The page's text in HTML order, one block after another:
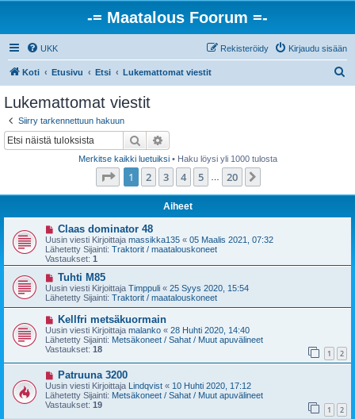
-= Maatalous Foorum =-
UKK Kirjaudu sisään
Rekisteröidy
Koti Etusivu Etsi Lukemattomat viestit
Lukemattomat viestit
Siirry tarkennettuun hakuun
Etsi
Merkitse kaikki luetuiksi• Haku löysi yli 1000 tulosta
Sivu /20
1 2 3 4 5 20
Aiheet
U
u
s
i
v
s
t
Claas dominator 48
Uusin viesti Kirjoittaja massikka135 « 05 Maalis 2021, 07:32
Lähetetty Sijainti: Traktorit / maatalouskoneet
Vastaukset: 1
U
u
s
i
v
e
s
t
i
Tuhti M85
Uusin viesti Kirjoittaja Timppuli « 25 Syys 2020, 15:54
Lähetetty Sijainti: Traktorit / maatalouskoneet
U
u
s
i
v
i
s
t
i
Kellfri metsäkuormain
Uusin viesti Kirjoittaja malanko « 28 Huhti 2020, 14:40
Lähetetty Sijainti: Metsäkoneet / Sahat / Muut apuvälineet
Vastaukset: 18 1 2
U
u
s
i
v
Patruuna 3200
Uusin viesti Kirjoittaja Lindqvist « 10 Huhti 2020, 17:12
Lähetetty Sijainti: Metsäkoneet / Sahat / Muut apuvälineet
Vastaukset: 19 1 2